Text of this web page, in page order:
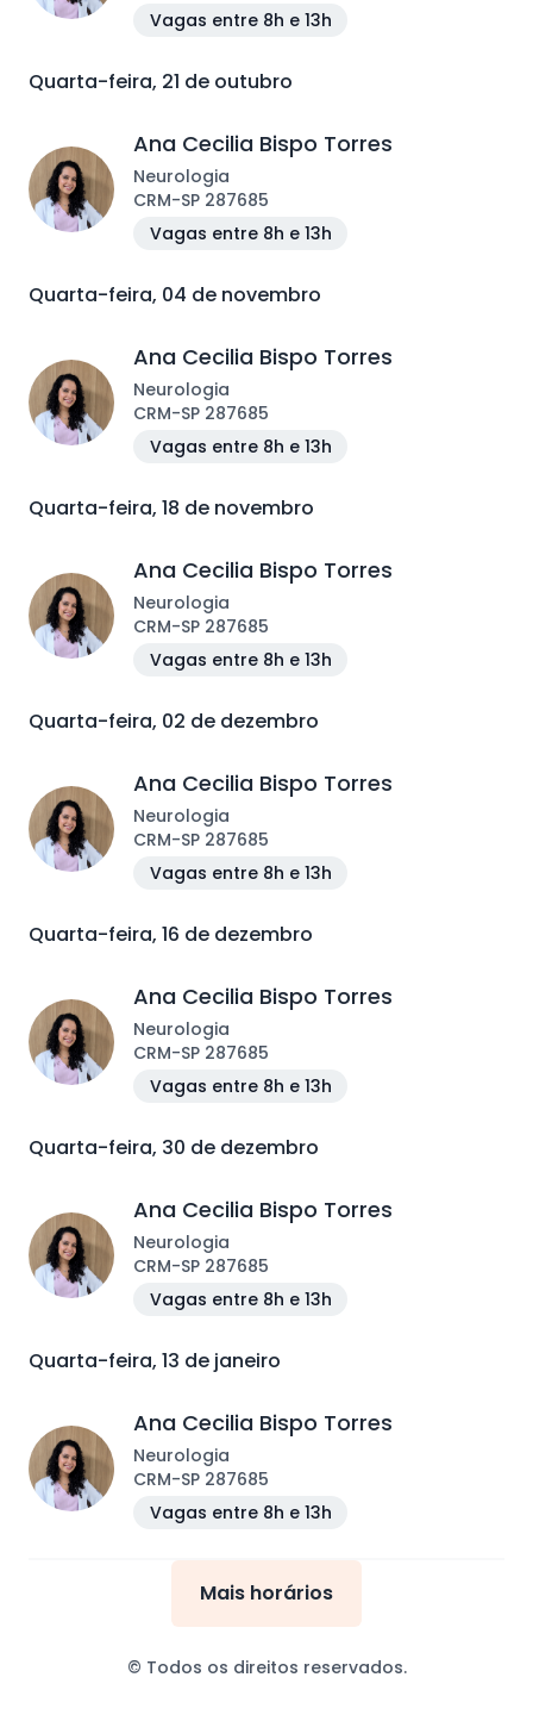
Vagas entre 8h e 13h
Quarta-feira, 21 de outubro
Ana Cecilia Bispo Torres
Neurologia
CRM-SP 287685
Vagas entre 8h e 13h
Quarta-feira, 04 de novembro
Ana Cecilia Bispo Torres
Neurologia
CRM-SP 287685
Vagas entre 8h e 13h
Quarta-feira, 18 de novembro
Ana Cecilia Bispo Torres
Neurologia
CRM-SP 287685
Vagas entre 8h e 13h
Quarta-feira, 02 de dezembro
Ana Cecilia Bispo Torres
Neurologia
CRM-SP 287685
Vagas entre 8h e 13h
Quarta-feira, 16 de dezembro
Ana Cecilia Bispo Torres
Neurologia
CRM-SP 287685
Vagas entre 8h e 13h
Quarta-feira, 30 de dezembro
Ana Cecilia Bispo Torres
Neurologia
CRM-SP 287685
Vagas entre 8h e 13h
Quarta-feira, 13 de janeiro
Ana Cecilia Bispo Torres
Neurologia
CRM-SP 287685
Vagas entre 8h e 13h
Mais horários
© Todos os direitos reservados.